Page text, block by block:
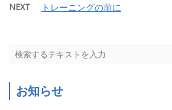
NEXT トレーニングの前に
お知らせ